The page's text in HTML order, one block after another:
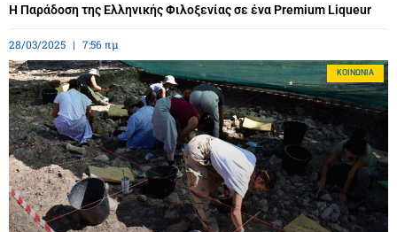
Η Παράδοση της Ελληνικής Φιλοξενίας σε ένα Premium Liqueur
28/03/2025 7:56 πμ
ΚΟΙΝΩΝΊΑ